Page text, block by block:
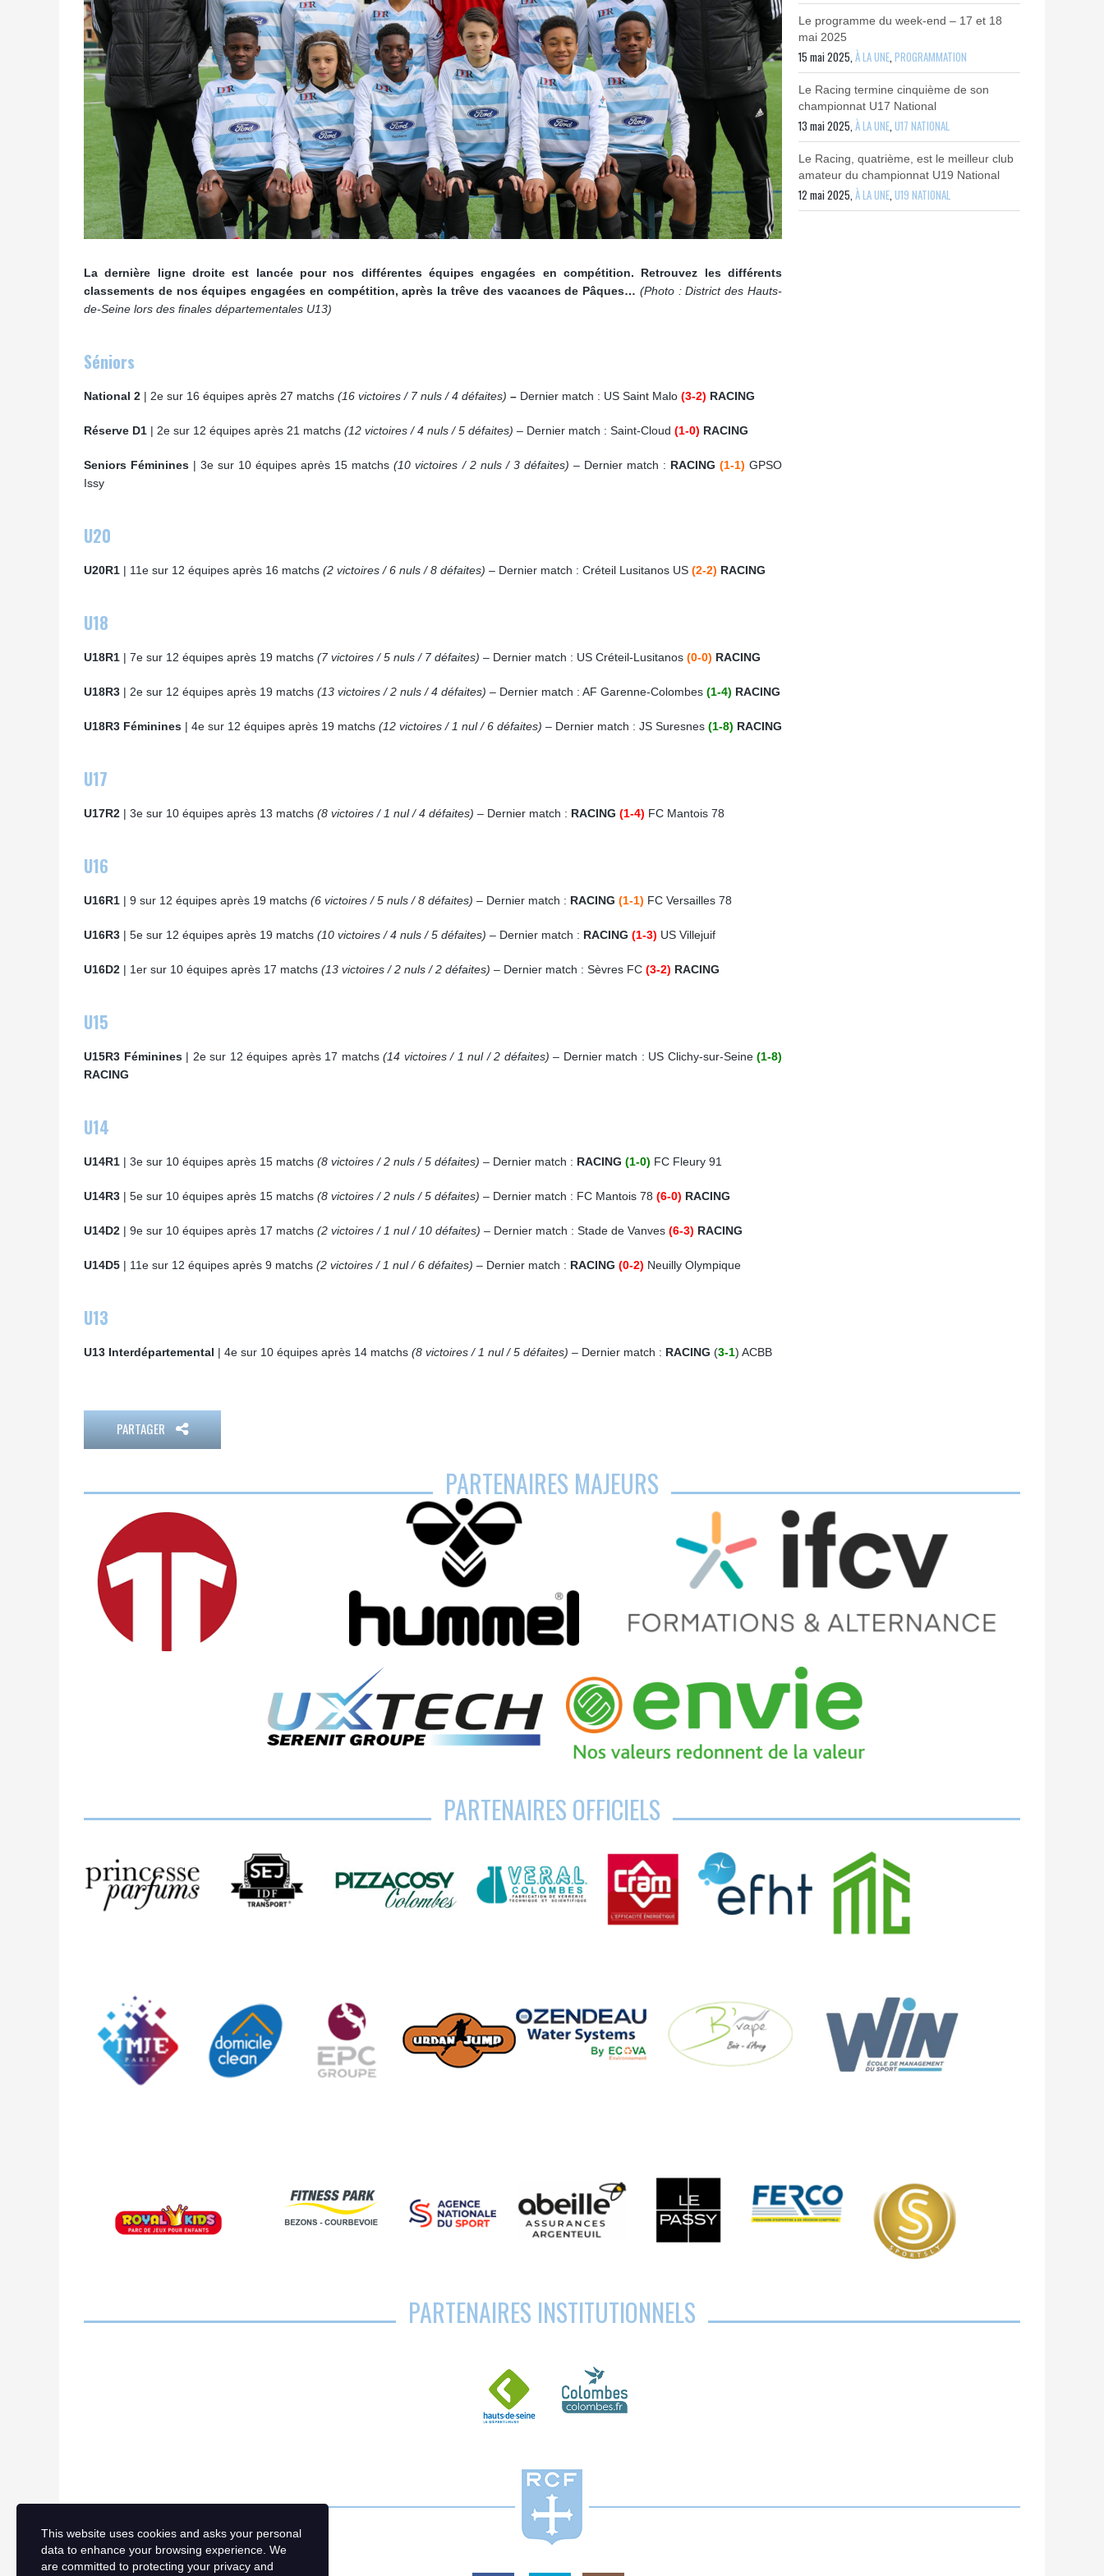
La dernière ligne droite est lancée pour nos différentes équipes engagées en compétition. Retrouvez les différents
classements de nos équipes engagées en compétition, après la trêve des vacances de Pâques… (Photo : District des Hauts-
de-Seine lors des finales départementales U13)
Séniors
National 2 | 2e sur 16 équipes après 27 matchs (16 victoires / 7 nuls / 4 défaites) – Dernier match : US Saint Malo (3-2) RACING
Réserve D1 | 2e sur 12 équipes après 21 matchs (12 victoires / 4 nuls / 5 défaites) – Dernier match : Saint-Cloud (1-0) RACING
Seniors Féminines | 3e sur 10 équipes après 15 matchs(10 victoires / 2 nuls / 3 défaites) – Dernier match : RACING (1-1) GPSO
Issy
U20
U20R1 | 11e sur 12 équipes après 16 matchs (2 victoires / 6 nuls / 8 défaites) – Dernier match : Créteil Lusitanos US (2-2) RACING
U18
U18R1 | 7e sur 12 équipes après 19 matchs (7 victoires / 5 nuls / 7 défaites) – Dernier match : US Créteil-Lusitanos (0-0) RACING
U18R3 | 2e sur 12 équipes après 19 matchs (13 victoires / 2 nuls / 4 défaites) – Dernier match : AF Garenne-Colombes (1-4) RACING
U18R3 Féminines | 4e sur 12 équipes après 19 matchs (12 victoires / 1 nul / 6 défaites) – Dernier match : JS Suresnes (1-8) RACING
U17
U17R2 | 3e sur 10 équipes après 13 matchs (8 victoires / 1 nul / 4 défaites) – Dernier match : RACING (1-4) FC Mantois 78
U16
U16R1 | 9 sur 12 équipes après 19 matchs (6 victoires / 5 nuls / 8 défaites) – Dernier match : RACING (1-1) FC Versailles 78
U16R3 | 5e sur 12 équipes après 19 matchs (10 victoires / 4 nuls / 5 défaites) – Dernier match : RACING (1-3) US Villejuif
U16D2 | 1er sur 10 équipes après 17 matchs (13 victoires / 2 nuls / 2 défaites) – Dernier match : Sèvres FC (3-2) RACING
U15
U15R3 Féminines| 2e sur 12 équipes après 17 matchs (14 victoires / 1 nul / 2 défaites) – Dernier match : US Clichy-sur-Seine (1-8)
RACING
U14
U14R1 | 3e sur 10 équipes après 15 matchs (8 victoires / 2 nuls / 5 défaites) – Dernier match : RACING (1-0) FC Fleury 91
U14R3 | 5e sur 10 équipes après 15 matchs (8 victoires / 2 nuls / 5 défaites) – Dernier match : FC Mantois 78 (6-0) RACING
U14D2 | 9e sur 10 équipes après 17 matchs (2 victoires / 1 nul / 10 défaites) – Dernier match : Stade de Vanves (6-3) RACING
U14D5 | 11e sur 12 équipes après 9 matchs (2 victoires / 1 nul / 6 défaites) – Dernier match : RACING (0-2) Neuilly Olympique
U13
U13 Interdépartemental | 4e sur 10 équipes après 14 matchs (8 victoires / 1 nul / 5 défaites) – Dernier match : RACING (3-1) ACBB
PARTAGER
Le programme du week-end – 17 et 18
mai 2025
15 mai 2025,À LA UNE,PROGRAMMATION
Le Racing termine cinquième de son
championnat U17 National
13 mai 2025,À LA UNE,U17 NATIONAL
Le Racing, quatrième, est le meilleur club
amateur du championnat U19 National
12 mai 2025,À LA UNE,U19 NATIONAL
PARTENAIRES MAJEURS
PARTENAIRES OFFICIELS
PARTENAIRES INSTITUTIONNELS
This website uses cookies and asks your personal
data to enhance your browsing experience. We
are committed to protecting your privacy and